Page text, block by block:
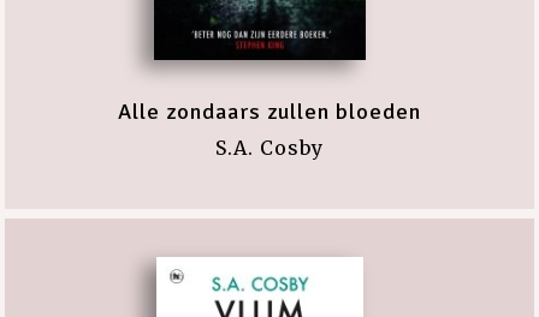
Alle zondaars zullen bloeden
S.A. Cosby